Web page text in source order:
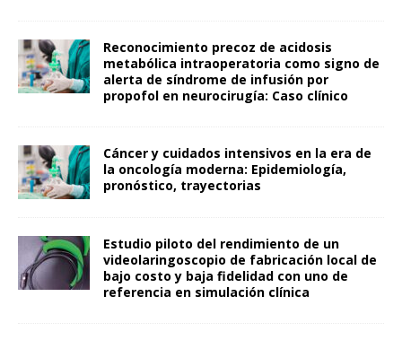
Reconocimiento precoz de acidosis
metabólica intraoperatoria como signo de
alerta de síndrome de infusión por
propofol en neurocirugía: Caso clínico
Cáncer y cuidados intensivos en la era de
la oncología moderna: Epidemiología,
pronóstico, trayectorias
Estudio piloto del rendimiento de un
videolaringoscopio de fabricación local de
bajo costo y baja fidelidad con uno de
referencia en simulación clínica